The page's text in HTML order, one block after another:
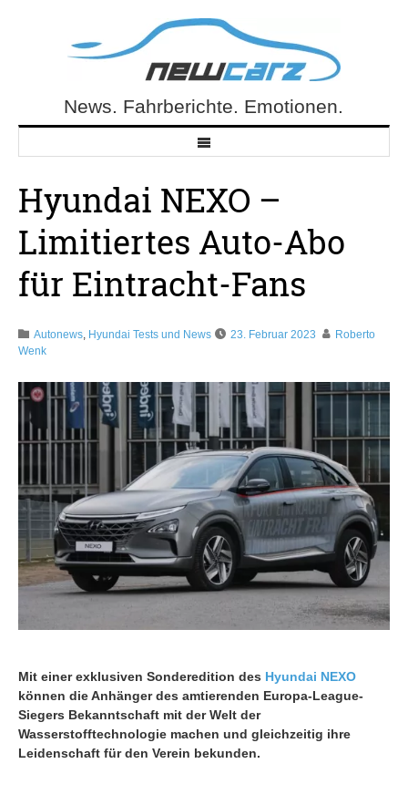
NewCarz.deNews. Fahrberichte. Emotionen.
Hyundai NEXO –
Limitiertes Auto-Abo
für Eintracht-Fans
Autonews, Hyundai Tests und News 23. Februar 2023
Roberto
Wenk
Mit einer exklusiven Sonderedition des Hyundai NEXO
können die Anhänger des amtierenden Europa-League-
Siegers Bekanntschaft mit der Welt der
Wasserstofftechnologie machen und gleichzeitig ihre
Leidenschaft für den Verein bekunden.